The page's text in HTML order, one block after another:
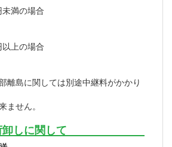
満の場合
上の場合
離島に関しては別途中継料がかかり
ません。
しに関して